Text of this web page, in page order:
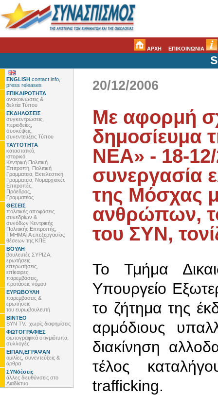
ΑΡΧΗ ΕΠΙΚΟΙΝΩΝΙΑ
ENGLISH contact info,
press releases
ΕΠΙΚΑΙΡΟΤΗΤΑ
ανακοινώσεις &
δελτία Τύπου
ΕΚΔΗΛΩΣΕΙΣ
συγκεντρώσεις,
περιοδείες,
συσκέψεις,
συνεντεύξεις Τύπου
ΤΑΥΤΟΤΗΤΑ
καταστατικό,
ιστορικό,
Κεντρική Πολιτική
Επιτροπή, Πολιτική
Γραμματεία, Εκτελεστική
Γραμματεία, Νομαρχιακές
Επιτροπές,
Πρόεδρος,
Γραμματέας
ΘΕΣΕΙΣ
πολιτικές αποφάσεις
συνεδρίων &
συνόδων Κεντρικής
Πολιτικής Επιτροπής,
ΤΜΗΜΑΤΑ επεξεργασίας
θέσεων της ΚΠΕ
ΒΟΥΛΗ
βουλευτές ΣΥΡΙΖΑ,
ερωτήσεις,
επερωτήσεις,
επίκαιρες,
παρεμβάσεις,
προτάσεις νόμου
ΕΥΡΩΒΟΥΛΗ
παρεμβάσεις &
ερωτήσεις
του ευρωβουλευτή
ΒΙΝΤΕΟ
SYN TV.. χωρίς διαφημίσεις
ΦΩΤΟΓΡΑΦΙΕΣ
φωτογραφικά στιγμιότυπα,
συλλογές
ΕΙΠΑΝ,ΕΓΡΑΨΑΝ
ομιλίες, συνεντεύξεις &
άρθρα
ΣΥΝδέσεις
άλλες διευθύνσεις στο
Διαδίκτυο
20/12/2006
Με αφορμή
δημοσίευμα
ΝΕΑ» - 18-12/
συνεργασία
της Μόσχας
ανθρώπων,
του ΣΥΝ,
Το Τμήμα
Υπουργείο
το ζήτημα της
αρμόδιους
διακίνηση
τέλος
trafficking.